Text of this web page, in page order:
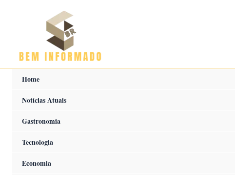
Home
Notícias Atuais
Gastronomia
Tecnologia
Economia